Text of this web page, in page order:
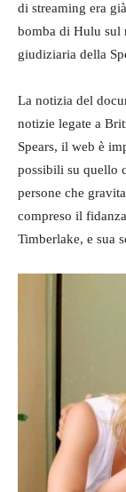
di streaming era
bomba di Hulu sul
giudiziaria della
La notizia del
notizie legate a
Spears, il web è
possibili su quello
persone che
compreso il
Timberlake, e sua